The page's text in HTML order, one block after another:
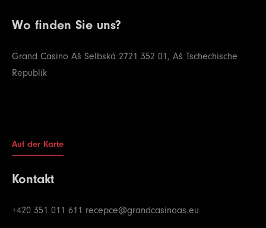
Wo finden Sie uns?
Grand Casino Aš Selbská 2721 352 01, Aš Tschechische
Republik
Auf der Karte
Kontakt
+420 351 011 611 recepce@grandcasinoas.eu